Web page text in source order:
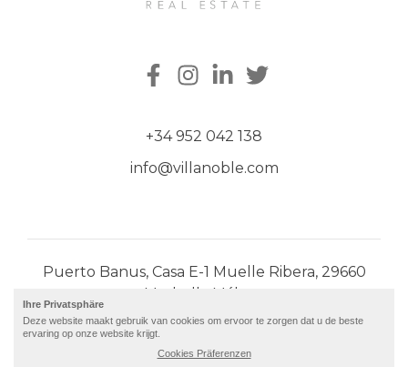
+34 952 042 138
info@villanoble.com
Puerto Banus, Casa E-1 Muelle Ribera, 29660
Marbella Málaga
© 2026 · Villa Noble |
Datenschutzbestimmungen
Ihre Privatsphäre
Deze website maakt gebruik van cookies om ervoor te zorgen dat u de beste
ervaring op onze website krijgt.
Cookies Präferenzen